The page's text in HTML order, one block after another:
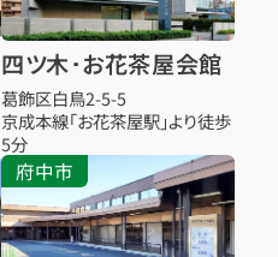
四ツ木･お花茶屋会館
葛飾区白鳥2-5-5
京成本線「お花茶屋駅」より徒歩
5分
府中市